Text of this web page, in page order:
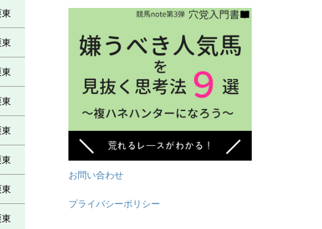
お問い合わせ
プライバシーポリシー